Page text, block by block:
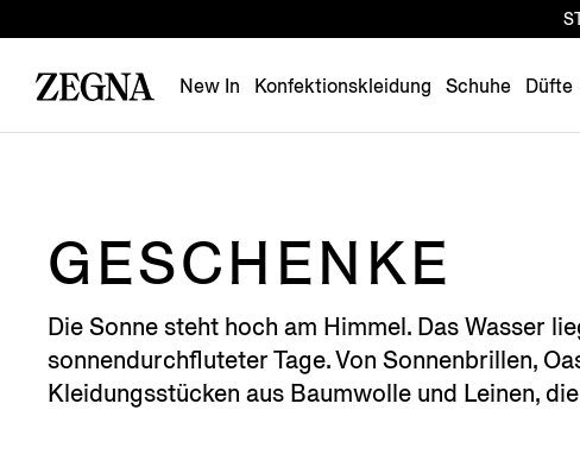
New In Konfektionskleidung Schuhe Düfte
GESCHENKE
Die Sonne steht hoch am Himmel. Das Wasser
sonnendurchfluteter Tage. Von Sonnenbrillen,
Kleidungsstücken aus Baumwolle und Leinen,